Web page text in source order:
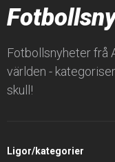
Fotbollsnyheter frå
världen -
skull!
Ligor/kategorier